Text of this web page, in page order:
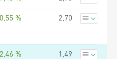
% 2,70
% 1,49